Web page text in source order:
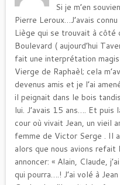
Si je m’en
Pierre Leroux…J’avais
Liège qui se trouvait à côté
Boulevard ( aujourd’hui
fait une interprétation
Vierge de Raphaèl; cela
devenus amis et je l’ai
il peignait dans le bois
lui. J’avais 15 ans…. Et puis
cour où vivait Jean, un vieil
femme de Victor Serge . Il
alors que nous avions
annoncer: « Alain, Claude,
qui pourra….! J’ai volé à